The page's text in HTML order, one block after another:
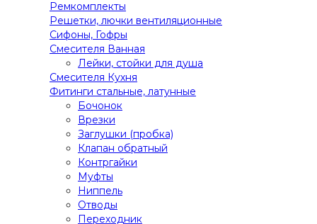
Ремкомплекты
Решетки, лючки вентиляционные
Сифоны, Гофры
Смесителя Ванная
Лейки, стойки для душа
Смесителя Кухня
Фитинги стальные, латунные
Бочонок
Врезки
Заглушки (пробка)
Клапан обратный
Контргайки
Муфты
Ниппель
Отводы
Переходник